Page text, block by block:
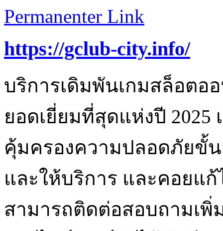
Permanenter Link
https://gclub-city.info/
บริการเดิมพันเกมสล็อตอ
ยอดเยี่ยมที่สุดแห่งปี
คุ้มครองความปลอดภัยขั้
และให้บริการ และคอยแ
สามารถติดต่อสอบถามเ